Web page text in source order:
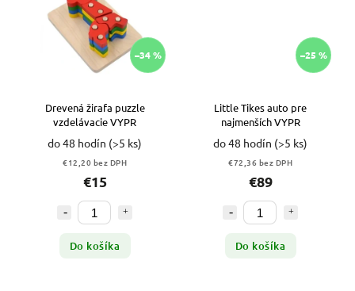
–34 %
Drevená žirafa puzzle
vzdelávacie VYPR
do 48 hodín (>5 ks)
€12,20 bez DPH
€15
Do košíka
–25 %
Little Tikes auto pre
najmenších VYPR
do 48 hodín (>5 ks)
€72,36 bez DPH
€89
Do košíka